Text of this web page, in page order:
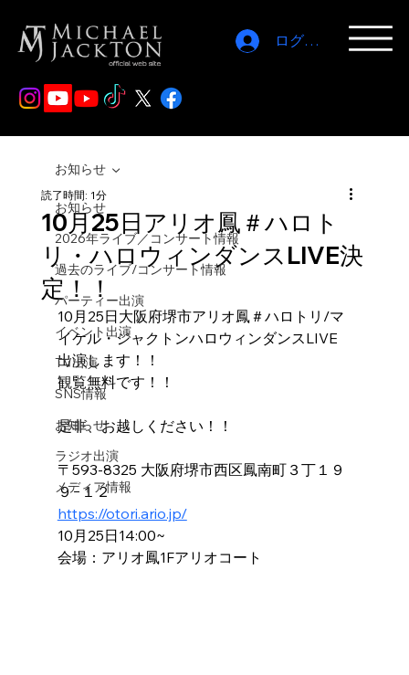
ログイン
お知らせ
2026年ライブ／コンサート情報
過去のライブ/コンサート情報
パーティー出演
イベント出演
TV出演
SNS情報
お知らせ
ラジオ出演
メディア情報
お知らせ
10月25日アリオ鳳＃ハロト
リ・ハロウィンダンスLIVE決
定！！
読了時間: 1分
10月25日大阪府堺市アリオ鳳＃ハロトリ/マ
イケル・ジャクトンハロウィンダンスLIVE
出演します！！
観覧無料です！！
是非、お越しください！！
〒593-8325 大阪府堺市西区鳳南町３丁１９
９−１２
https://otori.ario.jp/
10月25日14:00~
会場：アリオ鳳1Fアリオコート